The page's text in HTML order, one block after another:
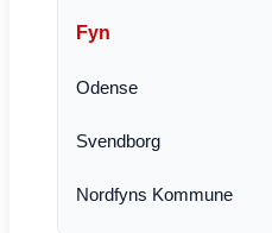
Fyn
Odense
Svendborg
Nordfyns Kommune